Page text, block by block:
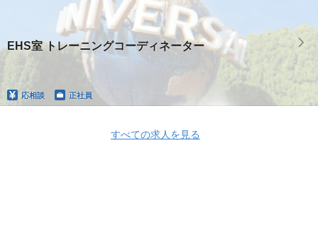
EHS室 トレーニングコーディネーター
応相談 正社員
すべての求人を見る